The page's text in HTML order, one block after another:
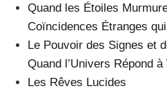
Quand les Étoiles
Coïncidences Étranges
Le Pouvoir des Signes et
Quand l’Univers Répond
Les Rêves Lucides